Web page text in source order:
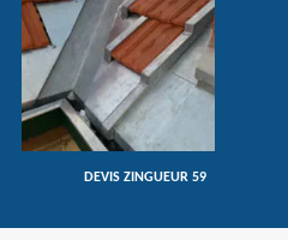
DEVIS ZINGUEUR 59